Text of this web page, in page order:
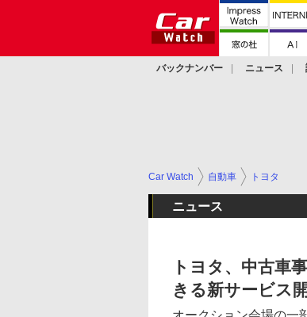
バックナンバー ニュース
Car Watch 自動車 トヨタ
ニュース
トヨタ、中古車
きる新サービス